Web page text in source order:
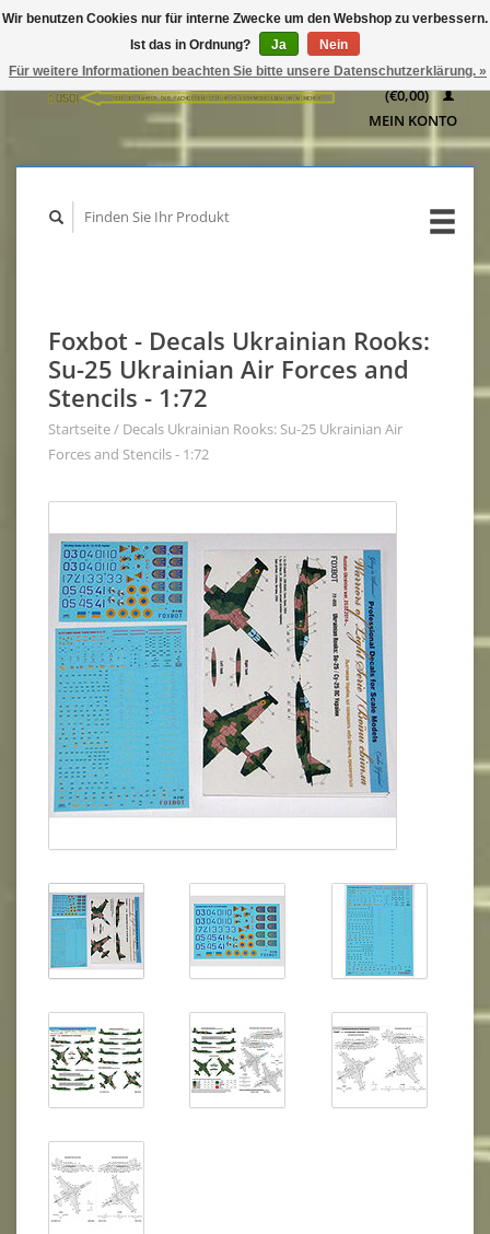
WARENKORB
(€0,00)
MEIN KONTO
Foxbot - Decals Ukrainian Rooks:
Su-25 Ukrainian Air Forces and
Stencils - 1:72
Startseite/ Decals Ukrainian Rooks: Su-25 Ukrainian Air
Forces and Stencils - 1:72
Wir benutzen Cookies nur für interne Zwecke um den Webshop zu verbessern.
Ist das in Ordnung?
Ja
Nein
Für weitere Informationen beachten Sie bitte unsere Datenschutzerklärung. »